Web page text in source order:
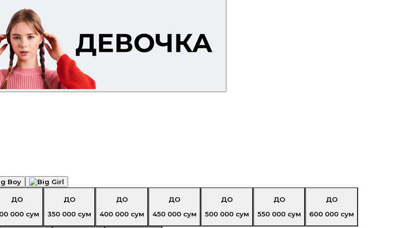
ДО
000 сум
ДО
350 000 сум
ДО
400 000 сум
ДО
450 000 сум
ДО
500 000 сум
ДО
550 000 сум
ДО
600 000 сум